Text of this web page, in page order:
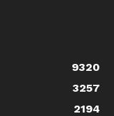
9320
3257
2194